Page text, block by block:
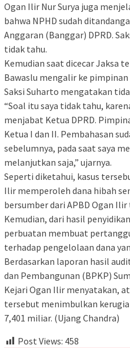
Ogan Ilir Nur Surya juga
bahwa NPHD sudah
Anggaran (Banggar) DPRD.
tidak tahu.
Kemudian saat dicecar Jaksa
Bawaslu mengalir ke pimpinan
Saksi Suharto mengatakan
“Soal itu saya tidak tahu,
menjabat Ketua DPRD.
Ketua I dan II. Pembahasan
sebelumnya, pada saat saya
melanjutkan saja,” ujarnya.
Seperti diketahui, kasus
Ilir memperoleh dana hibah
bersumber dari APBD Ogan
Kemudian, dari hasil
perbuatan membuat
terhadap pengelolaan dana
Berdasarkan laporan hasil
dan Pembangunan (BPKP)
Kejari Ogan Ilir menyatakan,
tersebut menimbulkan
7,401 miliar. (Ujang Chandra)
Post Views: 458